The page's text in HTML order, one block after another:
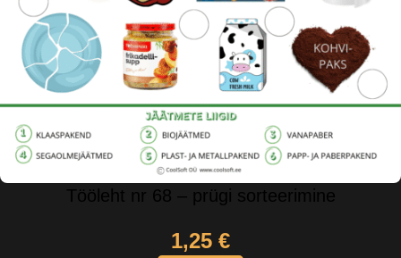
Tööleht nr 68 – prügi sorteerimine
1,25 €